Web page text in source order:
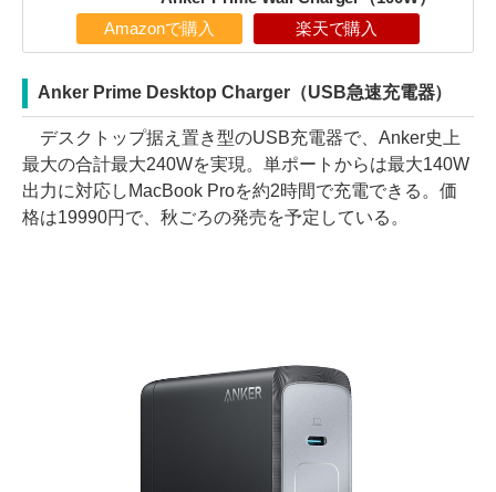
Amazonで購入 楽天で購入
Anker Prime Desktop Charger（USB急速充電器）
デスクトップ据え置き型のUSB充電器で、Anker史上
最大の合計最大240Wを実現。単ポートからは最大140W
出力に対応しMacBook Proを約2時間で充電できる。価
格は19990円で、秋ごろの発売を予定している。